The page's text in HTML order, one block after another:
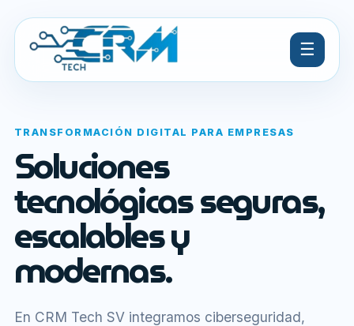
☰
TRANSFORMACIÓN DIGITAL PARA EMPRESAS
Soluciones
tecnológicas seguras,
escalables y
modernas.
En CRM Tech SV integramos ciberseguridad,